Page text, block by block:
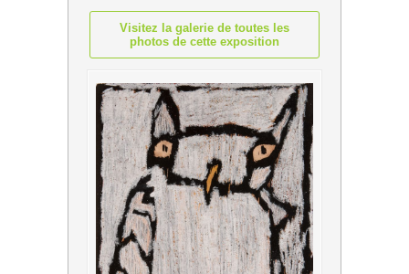
Visitez la galerie de toutes les
photos de cette exposition